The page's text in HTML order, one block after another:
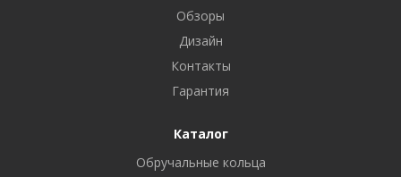
Обзоры
Дизайн
Контакты
Гарантия
Каталог
Обручальные кольца